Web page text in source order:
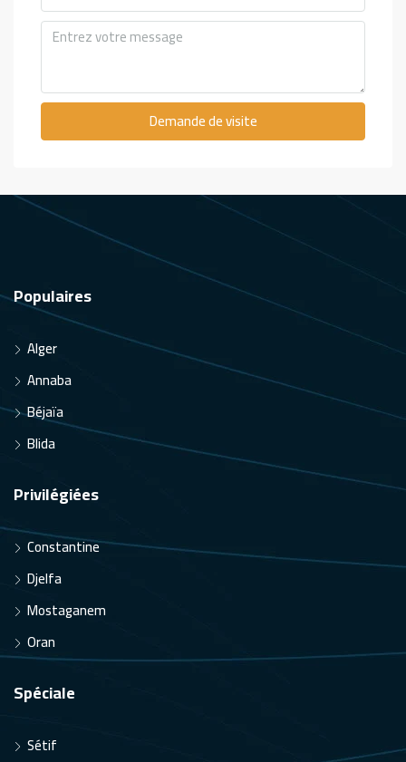
Demande de visite
Populaires
Alger
Annaba
Béjaïa
Blida
Privilégiées
Constantine
Djelfa
Mostaganem
Oran
Spéciale
Sétif